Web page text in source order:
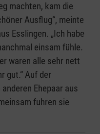
machten, kam die
Ausflug“, meinte
Esslingen. „Ich habe
einsam fühle.
waren alle sehr nett
gut.“ Auf der
Ehepaar aus
fuhren sie